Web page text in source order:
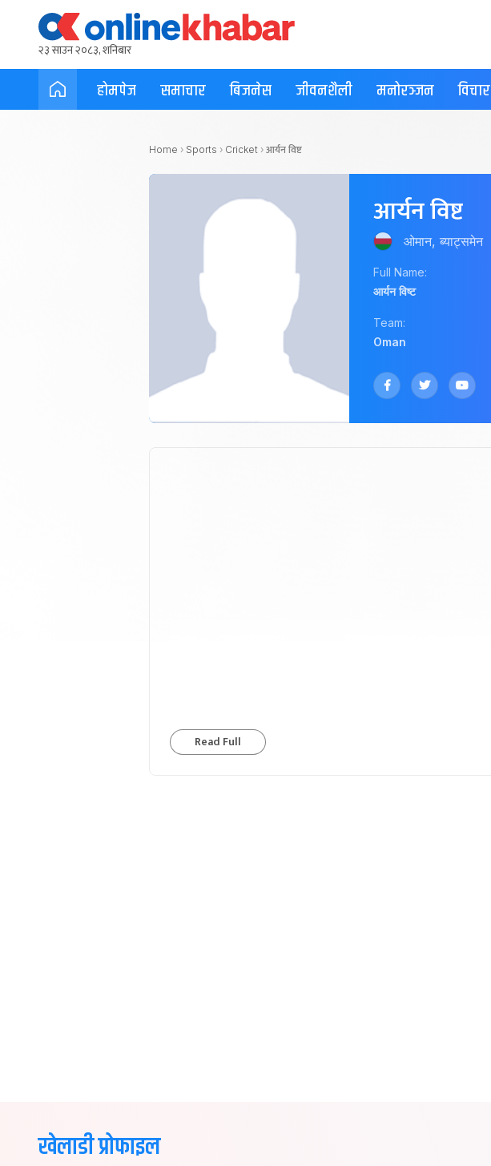
२३ साउन २०८३, शनिबार
होमपेज समाचार बिजनेस जीवनशैली मनोरञ्जन विचार
Home › Sports › Cricket › आर्यन विष्ट
आर्यन विष्ट
ओमान, ब्याट्समेन
Full Name:
आर्यन विष्ट
Team:
Oman
Read Full
खेलाडी प्रोफाइल